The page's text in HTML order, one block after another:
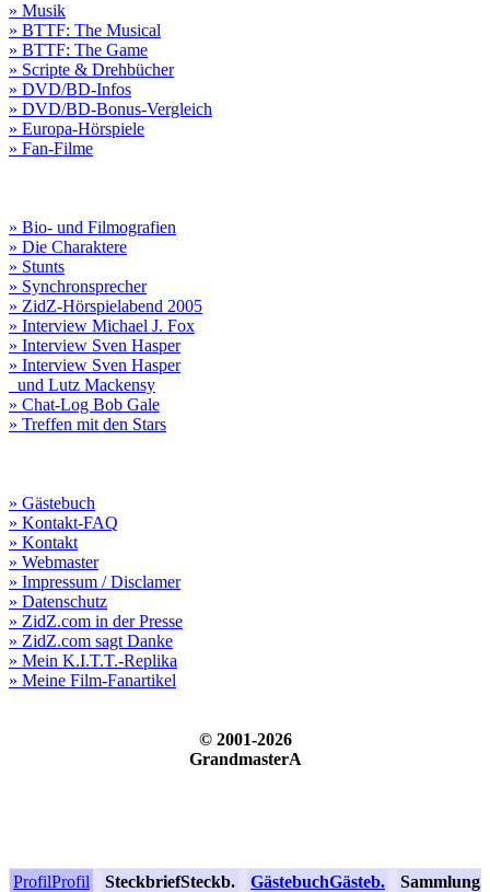
» Musik
» BTTF: The Musical
» BTTF: The Game
» Scripte & Drehbücher
» DVD/BD-Infos
» DVD/BD-Bonus-Vergleich
» Europa-Hörspiele
» Fan-Filme
» Bio- und Filmografien
» Die Charaktere
» Stunts
» Synchronsprecher
» ZidZ-Hörspielabend 2005
» Interview Michael J. Fox
» Interview Sven Hasper
» Interview Sven Hasper
und Lutz Mackensy
» Chat-Log Bob Gale
» Treffen mit den Stars
» Gästebuch
» Kontakt-FAQ
» Kontakt
» Webmaster
» Impressum / Disclamer
» Datenschutz
» ZidZ.com in der Presse
» ZidZ.com sagt Danke
» Mein K.I.T.T.-Replika
» Meine Film-Fanartikel
© 2001-2026
GrandmasterA
ProfilProfil SteckbriefSteckb. GästebuchGästeb. Sammlung